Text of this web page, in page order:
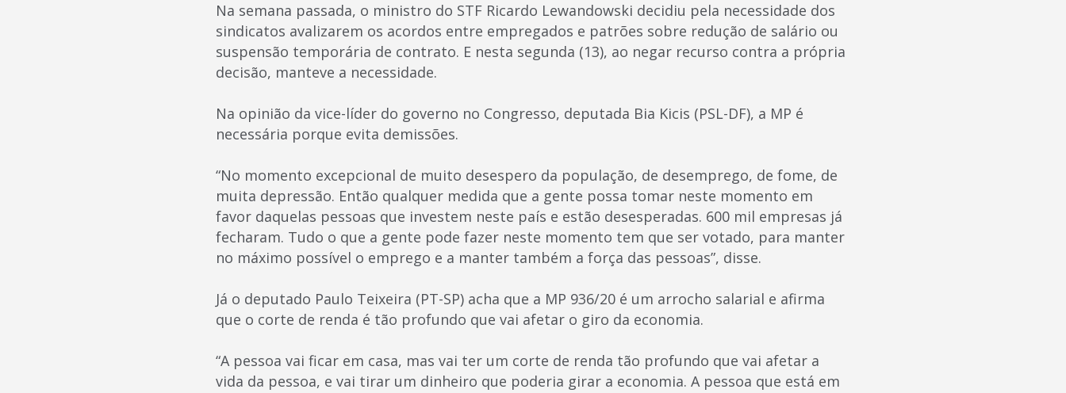
Na semana passada, o ministro do STF Ricardo Lewandowski decidiu pela necessidade dos
sindicatos avalizarem os acordos entre empregados e patrões sobre redução de salário ou
suspensão temporária de contrato. E nesta segunda (13), ao negar recurso contra a própria
decisão, manteve a necessidade.
Na opinião da vice-líder do governo no Congresso, deputada Bia Kicis (PSL-DF), a MP é
necessária porque evita demissões.
“No momento excepcional de muito desespero da população, de desemprego, de fome, de
muita depressão. Então qualquer medida que a gente possa tomar neste momento em
favor daquelas pessoas que investem neste país e estão desesperadas. 600 mil empresas já
fecharam. Tudo o que a gente pode fazer neste momento tem que ser votado, para manter
no máximo possível o emprego e a manter também a força das pessoas”, disse.
Já o deputado Paulo Teixeira (PT-SP) acha que a MP 936/20 é um arrocho salarial e afirma
que o corte de renda é tão profundo que vai afetar o giro da economia.
“A pessoa vai ficar em casa, mas vai ter um corte de renda tão profundo que vai afetar a
vida da pessoa, e vai tirar um dinheiro que poderia girar a economia. A pessoa que está em